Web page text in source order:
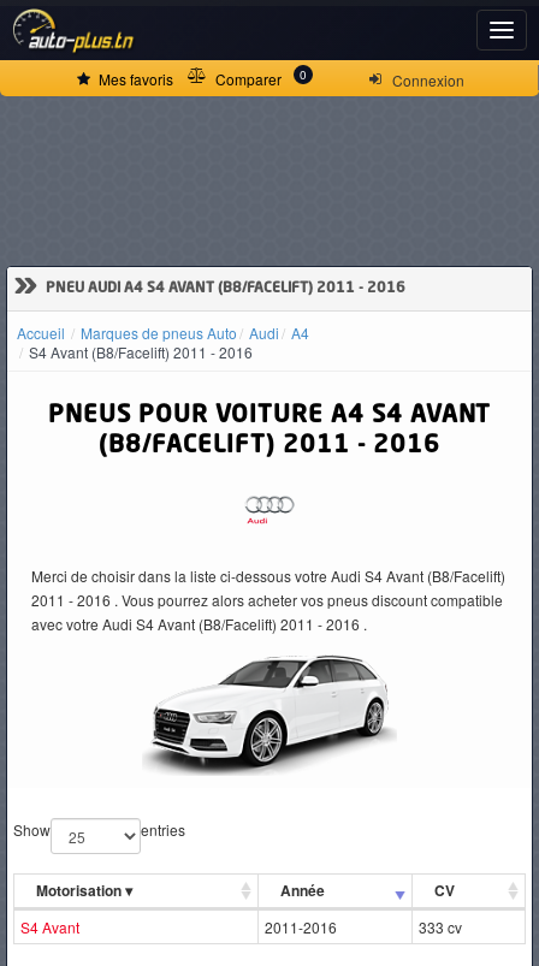
Connexion
Mes favoris Comparer 0
» PNEU AUDI A4 S4 AVANT (B8/FACELIFT) 2011 - 2016
Accueil Marques de pneus Auto Audi
A4
S4 Avant (B8/Facelift) 2011 - 2016
PNEUS POUR VOITURE A4 S4 AVANT
(B8/FACELIFT) 2011 - 2016
Merci de choisir dans la liste ci-dessous votre Audi S4 Avant (B8/Facelift)
2011 - 2016 . Vous pourrez alors acheter vos pneus discount compatible
avec votre Audi S4 Avant (B8/Facelift) 2011 - 2016 .
Show entries
Motorisation▾ Année CV
S4 Avant 2011-2016 333 cv
ACCUEIL
VOITURES
PNEUS